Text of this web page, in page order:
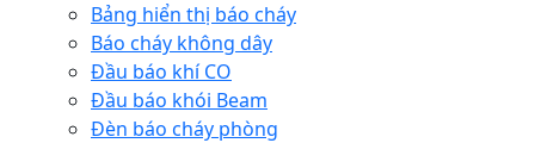
Bảng hiển thị báo cháy
Báo cháy không dây
Đầu báo khí CO
Đầu báo khói Beam
Đèn báo cháy phòng